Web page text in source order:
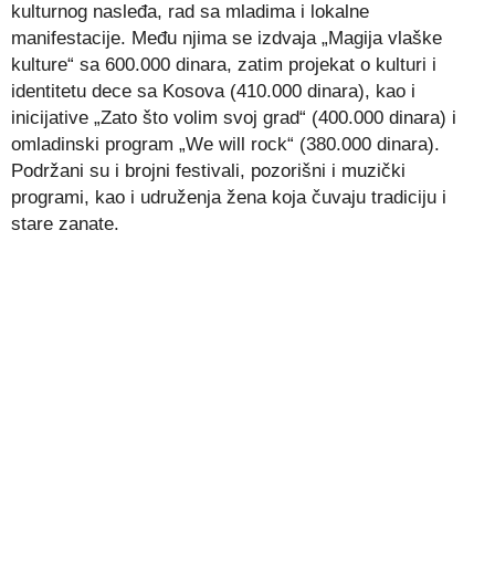
kulturnog nasleđa, rad sa mladima i lokalne
manifestacije. Među njima se izdvaja „Magija vlaške
kulture“ sa 600.000 dinara, zatim projekat o kulturi i
identitetu dece sa Kosova (410.000 dinara), kao i
inicijative „Zato što volim svoj grad“ (400.000 dinara) i
omladinski program „We will rock“ (380.000 dinara).
Podržani su i brojni festivali, pozorišni i muzički
programi, kao i udruženja žena koja čuvaju tradiciju i
stare zanate.